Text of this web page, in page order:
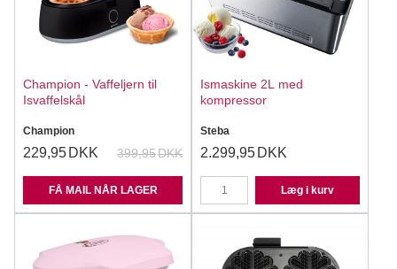
Champion - Vaffeljern til
Isvaffelskål
Champion
399,95DKK
229,95 DKK
FÅ MAIL NÅR LAGER
Ismaskine 2L med
kompressor
Steba
2.299,95 DKK
Læg i kurv